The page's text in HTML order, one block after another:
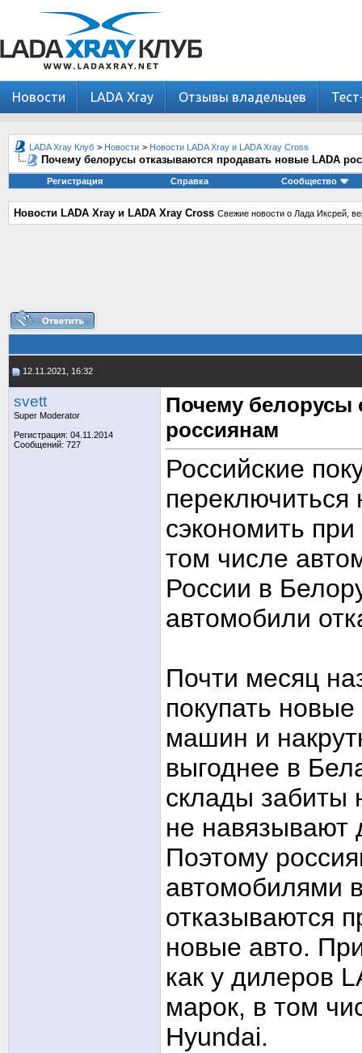
Новости LADA Xray Отзывы владельцев
LADA Xray Клуб > Новости > Новости LADA Xray и LADA Xray Cross
Почему белорусы отказываются продавать новые LADA
Регистрация Справка Сообщество
Новости LADA Xray и LADA Xray Cross Свежие новости о Лада Иксрей,
12.11.2021, 16:32
svett
Super Moderator
Регистрация: 04.11.2014
Сообщений: 727
Почему белорусы
россиянам
Российские
переключиться
сэкономить
том числе
России в
автомобили
Почти месяц
покупать
машин и
выгоднее в
склады
не навязывают
Поэтому
автомобилями
отказываются
новые авто.
как у дилеров
марок, в том
Hyundai.